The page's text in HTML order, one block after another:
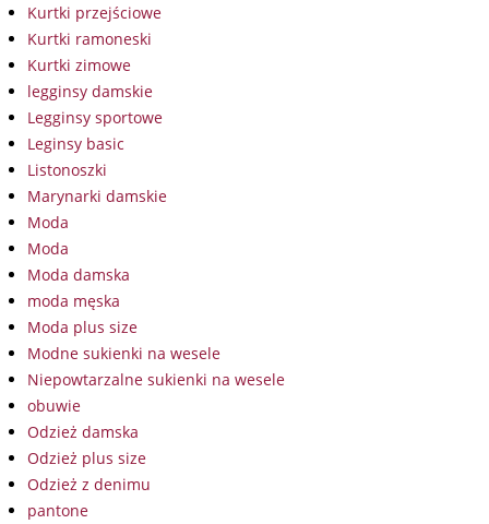
Kurtki przejściowe
Kurtki ramoneski
Kurtki zimowe
legginsy damskie
Legginsy sportowe
Leginsy basic
Listonoszki
Marynarki damskie
Moda
Moda
Moda damska
moda męska
Moda plus size
Modne sukienki na wesele
Niepowtarzalne sukienki na wesele
obuwie
Odzież damska
Odzież plus size
Odzież z denimu
pantone